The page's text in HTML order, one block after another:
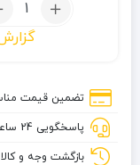
حمل
لیتر
مدل
تضمین قیمت
پاسخگویی 24 ساعته
بازگشت وجه و کالا